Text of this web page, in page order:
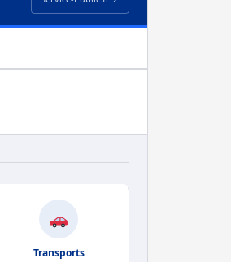
Transports